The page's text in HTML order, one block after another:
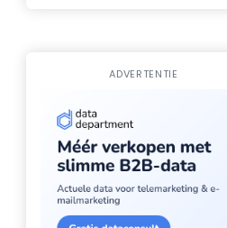
ADVERTENTIE